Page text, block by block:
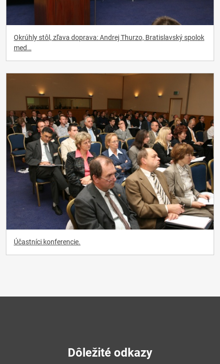
Okrúhly stôl, zľava doprava: Andrej Thurzo, Bratislavský spolok
med…
Účastníci konferencie.
Dôležité odkazy